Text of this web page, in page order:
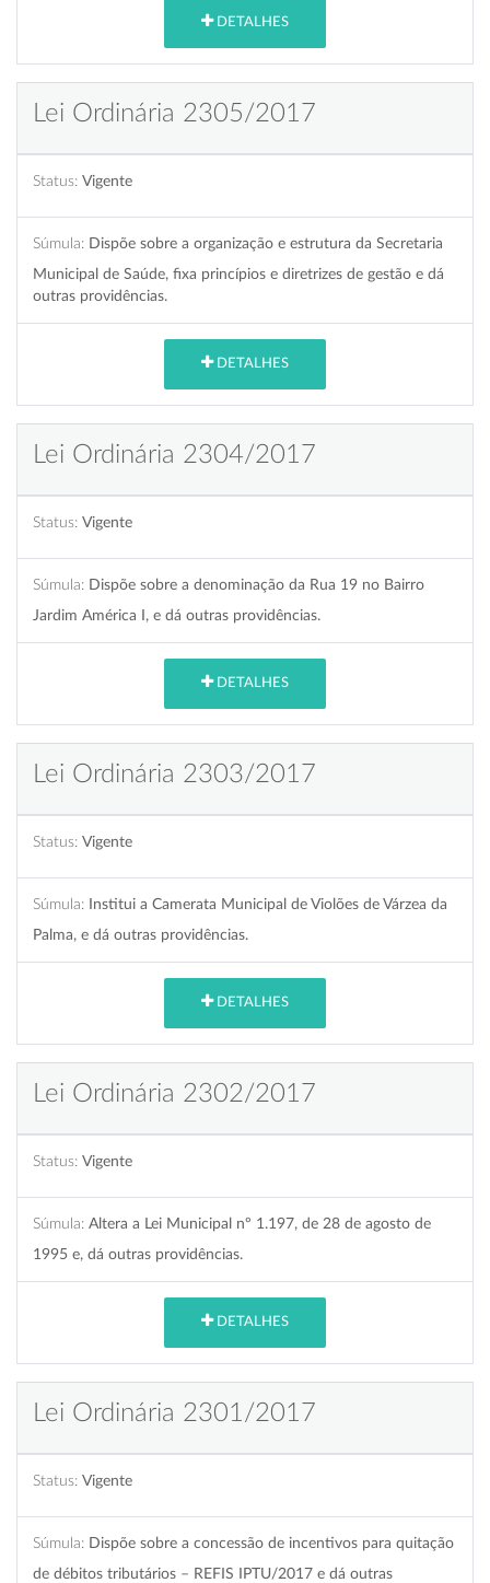
DETALHES
Lei Ordinária 2305/2017
Status: Vigente
Súmula: Dispõe sobre a organização e estrutura da Secretaria
Municipal de Saúde, fixa princípios e diretrizes de gestão e dá
outras providências.
DETALHES
Lei Ordinária 2304/2017
Status: Vigente
Súmula: Dispõe sobre a denominação da Rua 19 no Bairro
Jardim América I, e dá outras providências.
DETALHES
Lei Ordinária 2303/2017
Status: Vigente
Súmula: Institui a Camerata Municipal de Violões de Várzea da
Palma, e dá outras providências.
DETALHES
Lei Ordinária 2302/2017
Status: Vigente
Súmula: Altera a Lei Municipal nº 1.197, de 28 de agosto de
1995 e, dá outras providências.
DETALHES
Lei Ordinária 2301/2017
Status: Vigente
Súmula: Dispõe sobre a concessão de incentivos para quitação
de débitos tributários – REFIS IPTU/2017 e dá outras